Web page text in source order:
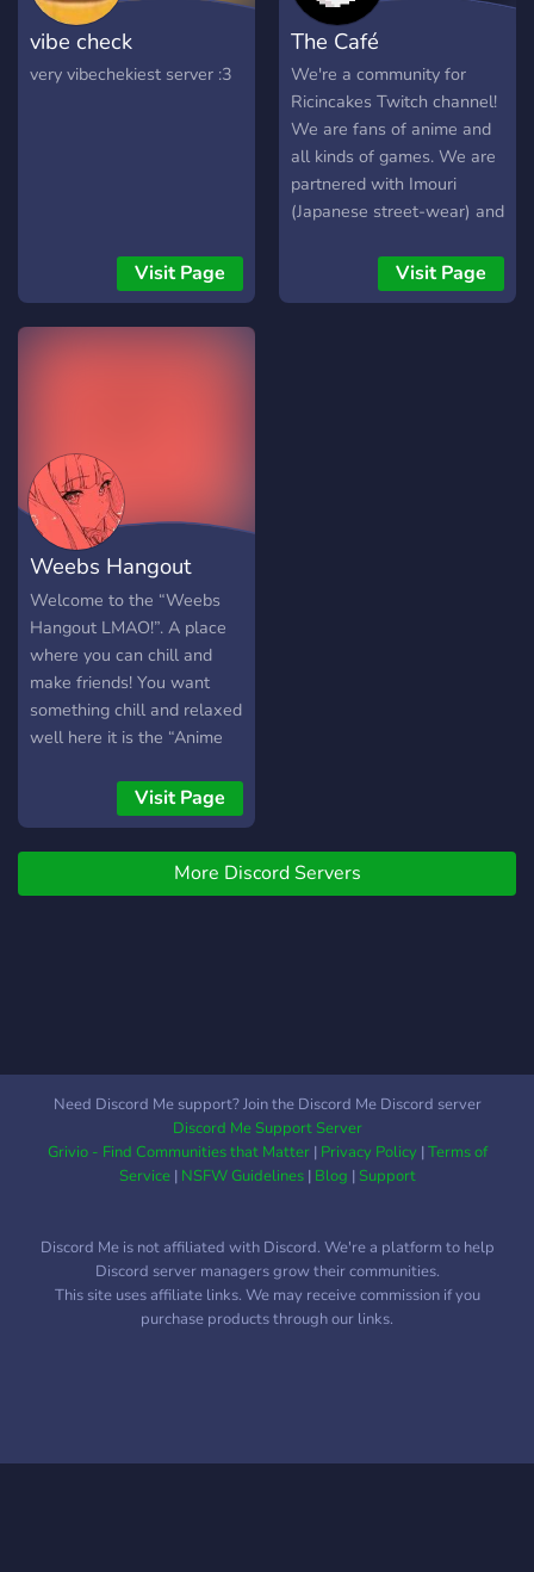
vibe check
very vibechekiest server :3
Visit Page
The Café
We're a community for
Ricincakes Twitch channel!
We are fans of anime and
all kinds of games. We are
partnered with Imouri
(Japanese street-wear) and
community dedicated
channels from sharing art
Visit Page
Weebs Hangout
LMAO !
Welcome to the “Weebs
Hangout LMAO!”. A place
where you can chill and
make friends! You want
something chill and relaxed
well here it is the “Anime
Visit Page
More Discord Servers
Need Discord Me support? Join the Discord Me Discord server
Discord Me Support Server
Grivio - Find Communities that Matter| Privacy Policy|Terms of
Service| NSFW Guidelines| Blog |Support
Discord Me is not affiliated with Discord. We're a platform to help
Discord server managers grow their communities.
This site uses affiliate links. We may receive commission if you
purchase products through our links.